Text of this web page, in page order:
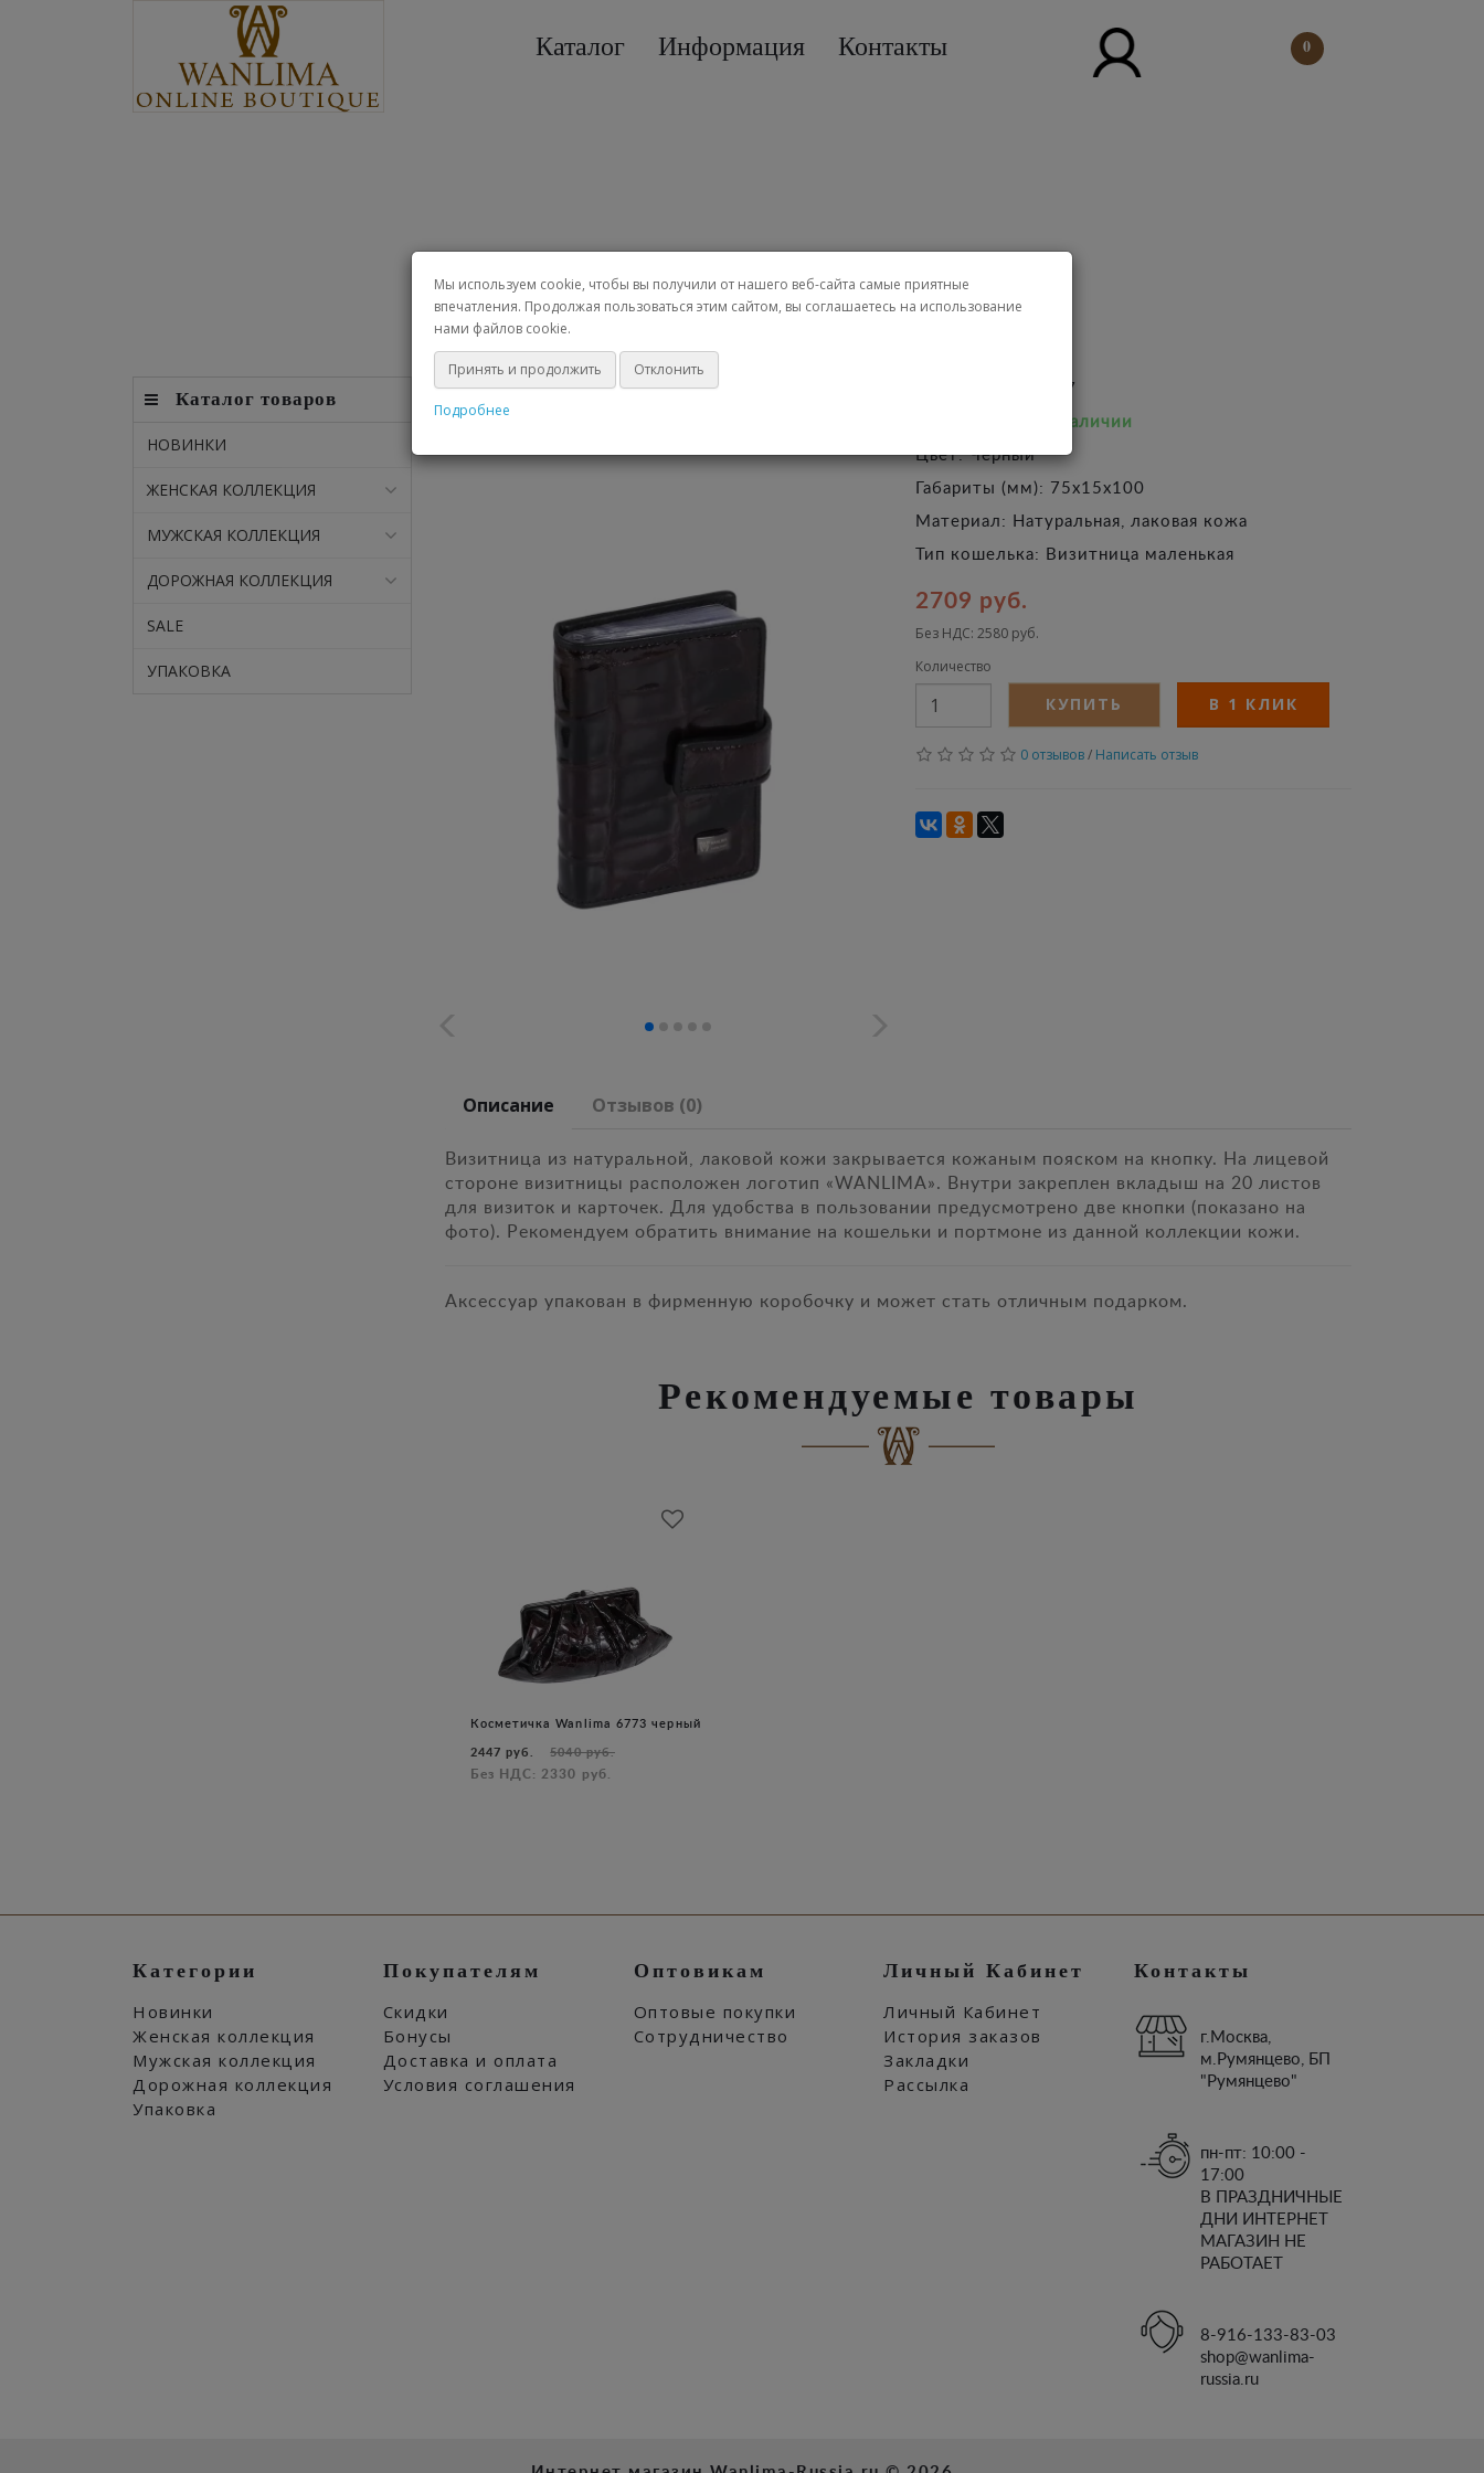
Каталог Информация Контакты 0
Каталог товаров
НОВИНКИ
ЖЕНСКАЯ КОЛЛЕКЦИЯ
МУЖСКАЯ КОЛЛЕКЦИЯ
ДОРОЖНАЯ КОЛЛЕКЦИЯ
SALE
УПАКОВКА
Артикул: 0150457
Есть в наличии
Цвет: Чёрный
Габариты (мм): 75x15x100
Материал: Натуральная, лаковая кожа
Тип кошелька: Визитница маленькая
2709 руб.
Без НДС: 2580 руб.
Количество
КУПИТЬ В 1 КЛИК
0 отзывов/ Написать отзыв
Описание Отзывов (0)
Визитница из натуральной, лаковой кожи закрывается кожаным пояском на кнопку. На лицевой
стороне визитницы расположен логотип «WANLIMA». Внутри закреплен вкладыш на 20 листов
для визиток и карточек. Для удобства в пользовании предусмотрено две кнопки (показано на
фото). Рекомендуем обратить внимание на кошельки и портмоне из данной коллекции кожи.
Аксессуар упакован в фирменную коробочку и может стать отличным подарком.
Рекомендуемые товары
Косметичка Wanlima 6773 черный
2447 руб.
5040 руб.
Без НДС: 2330 руб.
Категории
Новинки
Женская коллекция
Мужская коллекция
Дорожная коллекция
Упаковка
Покупателям
Скидки
Бонусы
Доставка и оплата
Условия соглашения
Оптовикам
Оптовые покупки
Сотрудничество
Личный Кабинет
Личный Кабинет
История заказов
Закладки
Рассылка
Контакты
г.Москва,
м.Румянцево, БП
"Румянцево"
пн-пт: 10:00 -
17:00
В ПРАЗДНИЧНЫЕ
ДНИ ИНТЕРНЕТ
МАГАЗИН НЕ
РАБОТАЕТ
8-916-133-83-03
shop@wanlima-
russia.ru
Мы используем cookie, чтобы вы получили от нашего веб-сайта самые приятные
впечатления. Продолжая пользоваться этим сайтом, вы соглашаетесь на использование
нами файлов cookie.
Принять и продолжить Отклонить
Подробнее